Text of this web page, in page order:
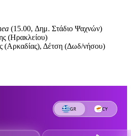
(15.00, Δημ. Στάδιο Ψαχνών)
(Ηρακλείου)
(Αρκαδίας), Δέτση (Δωδ/νήσου)